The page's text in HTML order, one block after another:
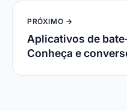
PRÓXIMO →
Aplicativos de
Conheça e